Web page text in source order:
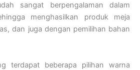
sangat berpengalaman dalam
menghasilkan produk meja
dan juga dengan pemilihan bahan
terdapat beberapa pilihan warna